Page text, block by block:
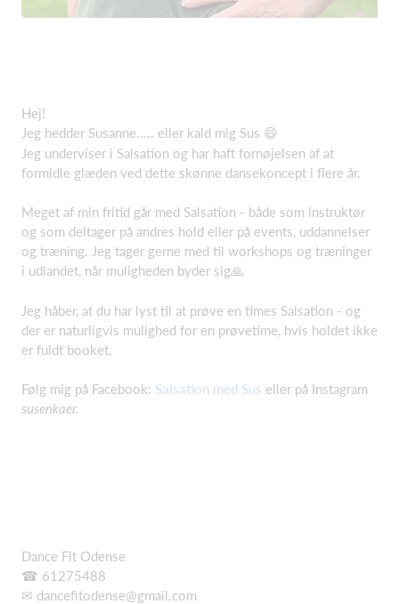
Hej!
Jeg hedder Susanne..... eller kald mig Sus 😄
Jeg underviser i Salsation og har haft fornøjelsen af at
formidle glæden ved dette skønne dansekoncept i flere år.
Meget af min fritid går med Salsation - både som instruktør
og som deltager på andres hold eller på events, uddannelser
og træning. Jeg tager gerne med til workshops og træninger
i udlandet, når muligheden byder sig🙏
Jeg håber, at du har lyst til at prøve en times Salsation - og
der er naturligvis mulighed for en prøvetime, hvis holdet ikke
er fuldt booket.
Følg mig på Facebook: Salsation med Sus eller på Instagram
susenkaer.
Dance Fit Odense
☎ 61275488
✉ dancefitodense@gmail.com